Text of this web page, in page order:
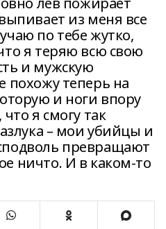
из меня все
по тебе жутко,
я теряю всю свою
и мужскую
похожу теперь на
и ноги впору
я смогу так
– мои убийцы и
превращают
ничто. И в каком-то